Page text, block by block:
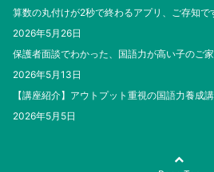
算数の丸付けが2秒で終わるアプリ、ご存知で
2026年5月26日
保護者面談でわかった、国語力が高い子のご
2026年5月13日
【講座紹介】アウトプット重視の国語力養成
2026年5月5日